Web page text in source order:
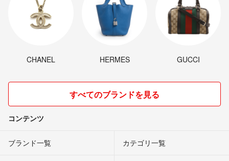
CHANEL HERMES GUCCI
すべてのブランドを見る
コンテンツ
ブランド一覧 カテゴリ一覧